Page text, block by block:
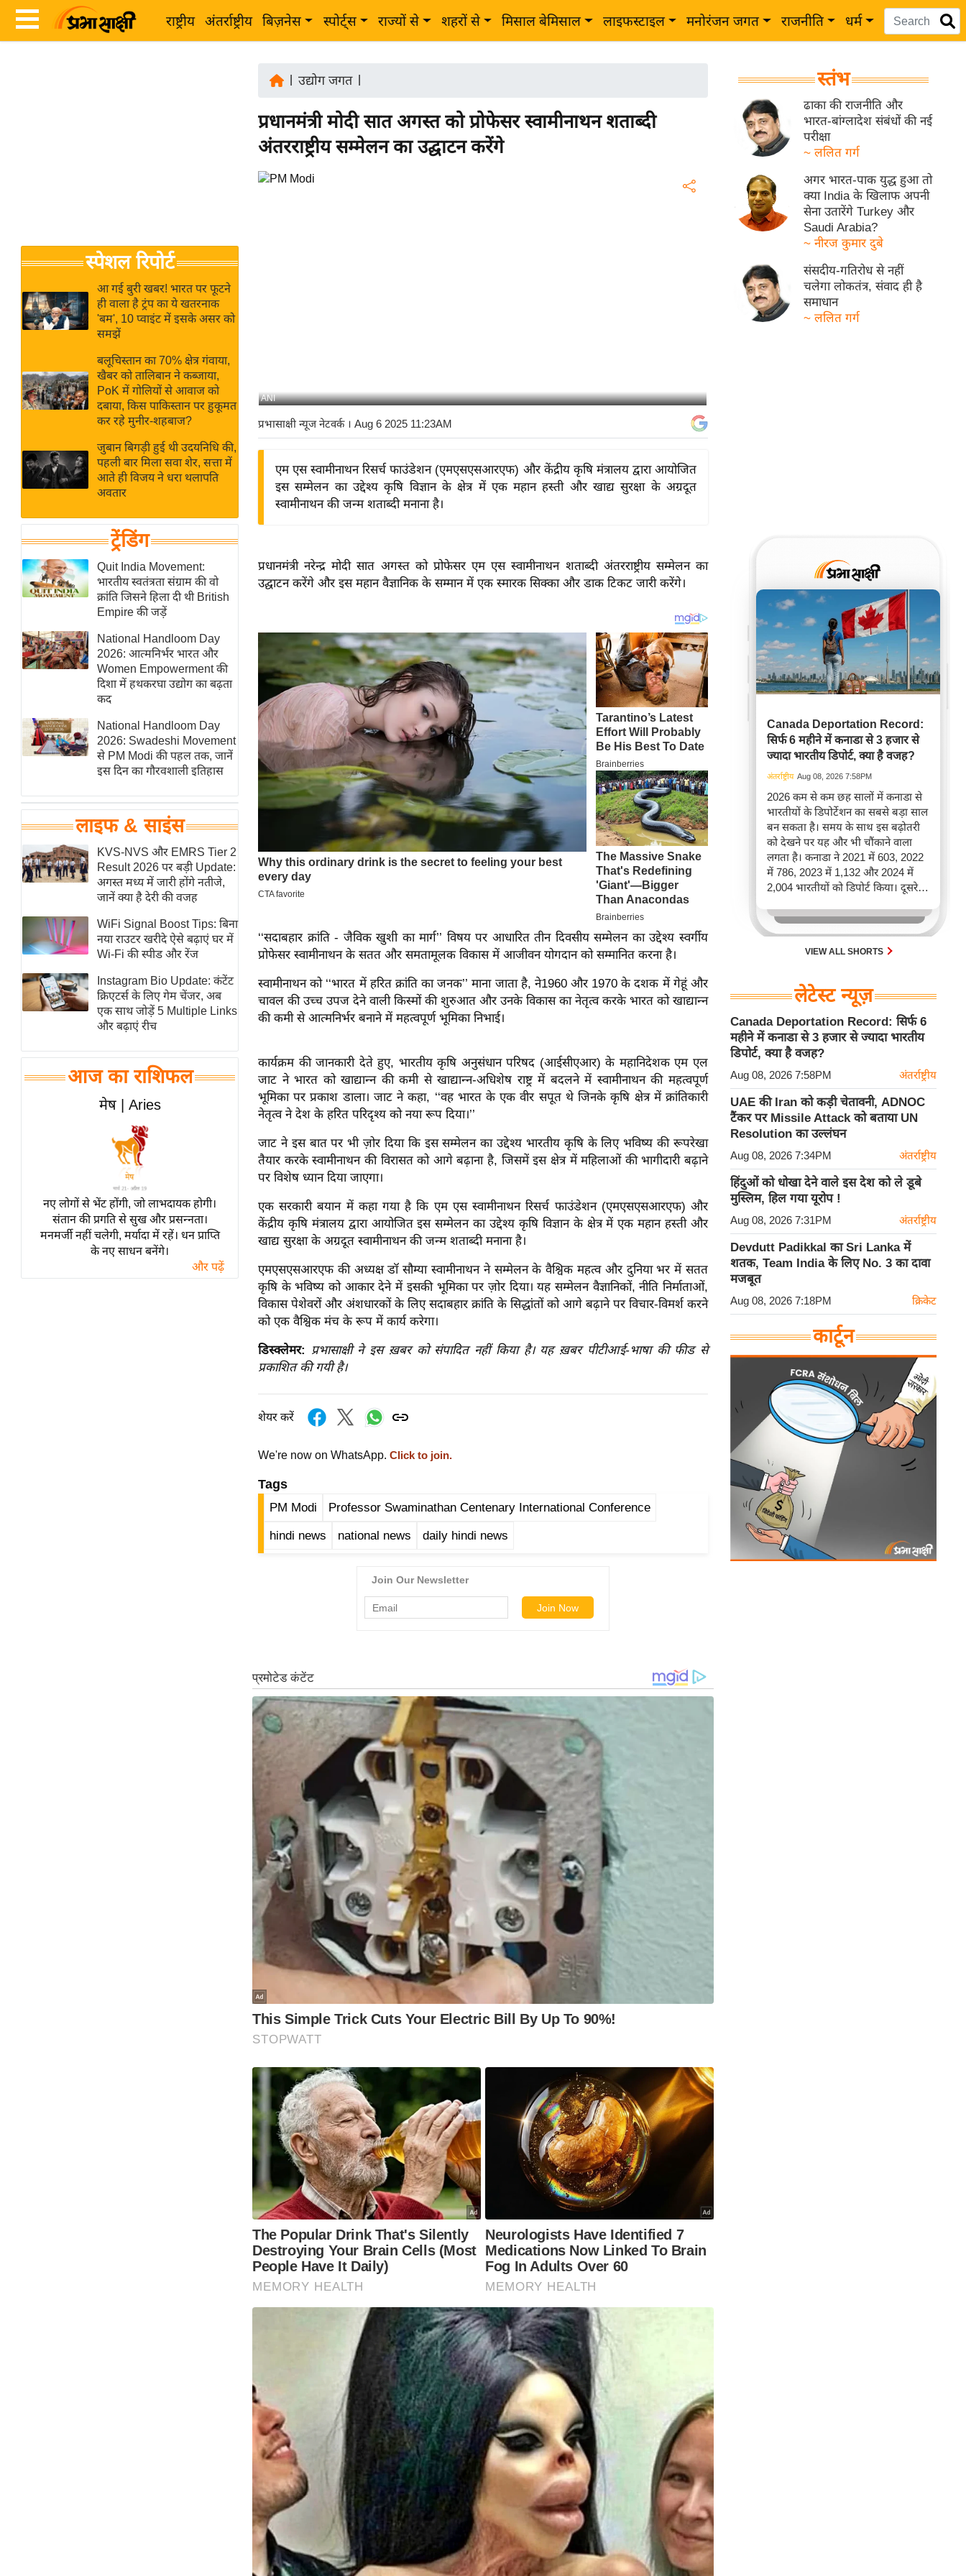
राष्ट्रीय अंतर्राष्ट्रीय बिज़नेस स्पोर्ट्स राज्यों से शहरों से मिसाल बेमिसाल लाइफस्टाइल मनोरंजन जगत राजनीति धर्म
Breaking
News in
Hindi
Hindi
Hindi
Videos
जगत
राय
बजट
क्रिकेट
IPL
2026
ई-पेपर
मिसाल बेमिसाल
शख्सियत
यंग इंडिया
साहित्य जगत
ऑटो वर्ल्ड
न्यूज ब्रीफ
मनोरंजन जगत
बॉलीवुड
हॉलीवुड
फिल्म समीक्षा
Breaking
News
लाइफस्टाइल
टेक्नॉलॉजी
घरेलू नुस्खे
पर्यटन स्थल
फिटनेस मंत्रा
रिलेशनशिप
राजनीति
विश्लेषण
समसामयिक
मातृभूमि
स्तंभ
एम.
चाय पर
समीक्षा
व्रत
त्योहार
राशिफल
विशेष
स्पेशल रिपोर्ट
आ गई बुरी खबर! भारत पर फूटने
ही वाला है ट्रंप का ये खतरनाक
'बम', 10 प्वाइंट में इसके असर को
समझें
बलूचिस्तान का 70% क्षेत्र गंवाया,
खैबर को तालिबान ने कब्जाया,
PoK में गोलियों से आवाज को
दबाया, किस पाकिस्तान पर हुकूमत
कर रहे मुनीर-शहबाज?
जुबान बिगड़ी हुई थी उदयनिधि की,
पहली बार मिला सवा शेर, सत्ता में
आते ही विजय ने धरा थलापति
अवतार
ट्रेंडिंग
Quit India Movement:
भारतीय स्वतंत्रता संग्राम की वो
क्रांति जिसने हिला दी थी British
Empire की जड़ें
National Handloom Day
2026: आत्मनिर्भर भारत और
Women Empowerment की
दिशा में हथकरघा उद्योग का बढ़ता
कद
National Handloom Day
2026: Swadeshi Movement
से PM Modi की पहल तक, जानें
इस दिन का गौरवशाली इतिहास
लाइफ & साइंस
KVS-NVS और EMRS Tier 2
Result 2026 पर बड़ी Update:
अगस्त मध्य में जारी होंगे नतीजे,
जानें क्या है देरी की वजह
WiFi Signal Boost Tips: बिना
नया राउटर खरीदे ऐसे बढ़ाएं घर में
Wi-Fi की स्पीड और रेंज
Instagram Bio Update: कंटेंट
क्रिएटर्स के लिए गेम चेंजर, अब
एक साथ जोड़ें 5 Multiple Links
और बढ़ाएं रीच
आज का राशिफल
मेष | Aries
नए लोगों से भेंट होंगी, जो लाभदायक होगी।
संतान की प्रगति से सुख और प्रसन्नता।
मनमर्जी नहीं चलेगी, मर्यादा में रहें। धन प्राप्ति
के नए साधन बनेंगे।
और पढ़ें
उद्योग जगत|
प्रधानमंत्री मोदी सात अगस्त को प्रोफेसर स्वामीनाथन शताब्दी
अंतरराष्ट्रीय सम्मेलन का उद्घाटन करेंगे
ANI
प्रभासाक्षी न्यूज नेटवर्क। Aug 6 2025 11:23AM
एम एस स्वामीनाथन रिसर्च फाउंडेशन (एमएसएसआरएफ) और केंद्रीय कृषि मंत्रालय द्वारा आयोजित
इस सम्मेलन का उद्देश्य कृषि विज्ञान के क्षेत्र में एक महान हस्ती और खाद्य सुरक्षा के अग्रदूत
स्वामीनाथन की जन्म शताब्दी मनाना है।
प्रधानमंत्री नरेन्द्र मोदी सात अगस्त को प्रोफेसर एम एस स्वामीनाथन शताब्दी अंतरराष्ट्रीय सम्मेलन का
उद्घाटन करेंगे और इस महान वैज्ञानिक के सम्मान में एक स्मारक सिक्का और डाक टिकट जारी करेंगे।
‘‘सदाबहार क्रांति - जैविक खुशी का मार्ग’’ विषय पर आधारित तीन दिवसीय सम्मेलन का उद्देश्य स्वर्गीय
प्रोफेसर स्वामीनाथन के सतत और समतामूलक विकास में आजीवन योगदान को सम्मानित करना है।
स्वामीनाथन को ‘‘भारत में हरित क्रांति का जनक’’ माना जाता है, ने1960 और 1970 के दशक में गेहूं और
चावल की उच्च उपज देने वाली किस्मों की शुरुआत और उनके विकास का नेतृत्व करके भारत को खाद्यान्न
की कमी से आत्मनिर्भर बनाने में महत्वपूर्ण भूमिका निभाई।
कार्यक्रम की जानकारी देते हुए, भारतीय कृषि अनुसंधान परिषद (आईसीएआर) के महानिदेशक एम एल
जाट ने भारत को खाद्यान्न की कमी से खाद्यान्न-अधिशेष राष्ट्र में बदलने में स्वामीनाथन की महत्वपूर्ण
भूमिका पर प्रकाश डाला। जाट ने कहा, ‘‘वह भारत के एक वीर सपूत थे जिनके कृषि क्षेत्र में क्रांतिकारी
नेतृत्व ने देश के हरित परिदृश्य को नया रूप दिया।’’
जाट ने इस बात पर भी ज़ोर दिया कि इस सम्मेलन का उद्देश्य भारतीय कृषि के लिए भविष्य की रूपरेखा
तैयार करके स्वामीनाथन की विरासत को आगे बढ़ाना है, जिसमें इस क्षेत्र में महिलाओं की भागीदारी बढ़ाने
पर विशेष ध्यान दिया जाएगा।
एक सरकारी बयान में कहा गया है कि एम एस स्वामीनाथन रिसर्च फाउंडेशन (एमएसएसआरएफ) और
केंद्रीय कृषि मंत्रालय द्वारा आयोजित इस सम्मेलन का उद्देश्य कृषि विज्ञान के क्षेत्र में एक महान हस्ती और
खाद्य सुरक्षा के अग्रदूत स्वामीनाथन की जन्म शताब्दी मनाना है।
एमएसएसआरएफ की अध्यक्ष डॉ सौम्या स्वामीनाथन ने सम्मेलन के वैश्विक महत्व और दुनिया भर में सतत
कृषि के भविष्य को आकार देने में इसकी भूमिका पर ज़ोर दिया। यह सम्मेलन वैज्ञानिकों, नीति निर्माताओं,
विकास पेशेवरों और अंशधारकों के लिए सदाबहार क्रांति के सिद्धांतों को आगे बढ़ाने पर विचार-विमर्श करने
को एक वैश्विक मंच के रूप में कार्य करेगा।
डिस्क्लेमर: प्रभासाक्षी ने इस ख़बर को संपादित नहीं किया है। यह ख़बर पीटीआई-भाषा की फीड से
प्रकाशित की गयी है।
शेयर करें
We're now on WhatsApp. Click to join.
Tags
PM Modi Professor Swaminathan Centenary International Conference
hindi news national news daily hindi news
स्तंभ
ढाका की राजनीति और
भारत-बांग्लादेश संबंधों की नई
परीक्षा
~ ललित गर्ग
अगर भारत-पाक युद्ध हुआ तो
क्या India के खिलाफ अपनी
सेना उतारेंगे Turkey और
Saudi Arabia?
~ नीरज कुमार दुबे
संसदीय-गतिरोध से नहीं
चलेगा लोकतंत्र, संवाद ही है
समाधान
~ ललित गर्ग
Canada Deportation Record:
सिर्फ 6 महीने में कनाडा से 3 हजार से
ज्यादा भारतीय डिपोर्ट, क्या है वजह?
अंतर्राष्ट्रीय Aug 08, 2026 7:58PM
2026 कम से कम छह सालों में कनाडा से
भारतीयों के डिपोर्टेशन का सबसे बड़ा साल
बन सकता है। समय के साथ इस बढ़ोतरी
को देखने पर यह और भी चौंकाने वाला
लगता है। कनाडा ने 2021 में 603, 2022
में 786, 2023 में 1,132 और 2024 में
2,004 भारतीयों को डिपोर्ट किया। दूसरे
पूरे साल की तुलना में 2026 की पहली
छमाही में ज़्यादा भारतीयों को वापस भेजा
VIEW ALL SHORTS
लेटेस्ट न्यूज़
Canada Deportation Record: सिर्फ 6
महीने में कनाडा से 3 हजार से ज्यादा भारतीय
डिपोर्ट, क्या है वजह?
Aug 08, 2026 7:58PM अंतर्राष्ट्रीय
UAE की Iran को कड़ी चेतावनी, ADNOC
टैंकर पर Missile Attack को बताया UN
Resolution का उल्लंघन
Aug 08, 2026 7:34PM अंतर्राष्ट्रीय
हिंदुओं को धोखा देने वाले इस देश को ले डूबे
मुस्लिम, हिल गया यूरोप !
Aug 08, 2026 7:31PM अंतर्राष्ट्रीय
Devdutt Padikkal का Sri Lanka में
शतक, Team India के लिए No. 3 का दावा
मजबूत
Aug 08, 2026 7:18PM क्रिकेट
कार्टून